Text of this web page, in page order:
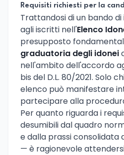
Requisiti richiesti per la
Trattandosi di un bando
agli iscritti nell'Elenco
presupposto
graduatoria degli idonei
nell'ambito dell'accordo
bis del D.L. 80/2021. Solo
elenco può manifestare
partecipare alla
Per quanto riguarda i
desumibili dal quadro
e dalla prassi consolidata
— è ragionevole